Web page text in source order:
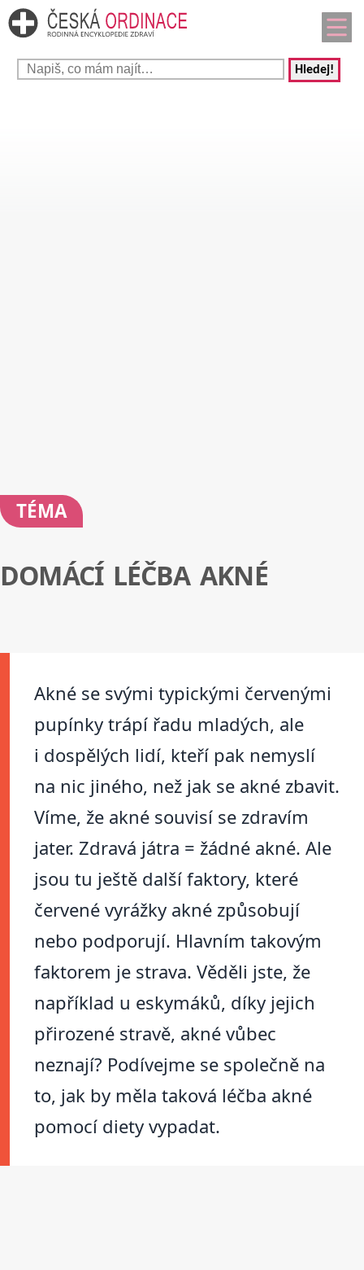
Hledej!
TÉMA
DOMÁCÍ LÉČBA AKNÉ
Akné se svými typickými červenými
pupínky trápí řadu mladých, ale
i dospělých lidí, kteří pak nemyslí
na nic jiného, než jak se akné zbavit.
Víme, že akné souvisí se zdravím
jater. Zdravá játra = žádné akné. Ale
jsou tu ještě další faktory, které
červené vyrážky akné způsobují
nebo podporují. Hlavním takovým
faktorem je strava. Věděli jste, že
například u eskymáků, díky jejich
přirozené stravě, akné vůbec
neznají? Podívejme se společně na
to, jak by měla taková léčba akné
pomocí diety vypadat.